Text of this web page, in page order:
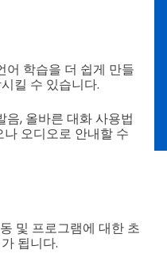
어 학습을 더 쉽게 만들
킬 수 있습니다.
, 올바른 대화 사용법
오디오로 안내할 수
및 프로그램에 대한 초
됩니다.